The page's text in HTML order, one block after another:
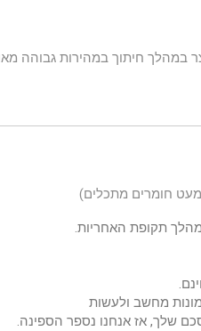
תקופת האחריות.
שלך, אז אנחנו נספר הספינה.